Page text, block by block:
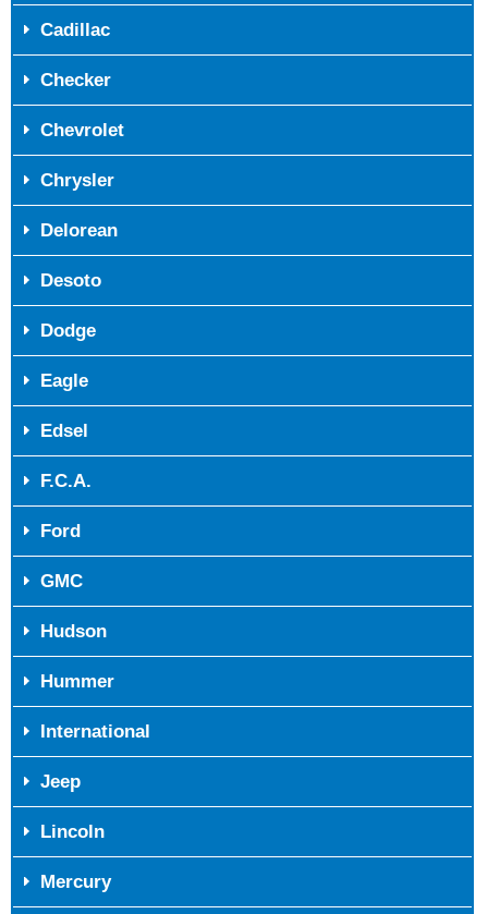
Cadillac
Checker
Chevrolet
Chrysler
Delorean
Desoto
Dodge
Eagle
Edsel
F.C.A.
Ford
GMC
Hudson
Hummer
International
Jeep
Lincoln
Mercury